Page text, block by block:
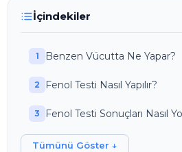
İçindekiler
Benzen Vücutta Ne Yapar?
Fenol Testi Nasıl Yapılır?
Fenol Testi Sonuçları Nasıl
Tümünü Göster ↓